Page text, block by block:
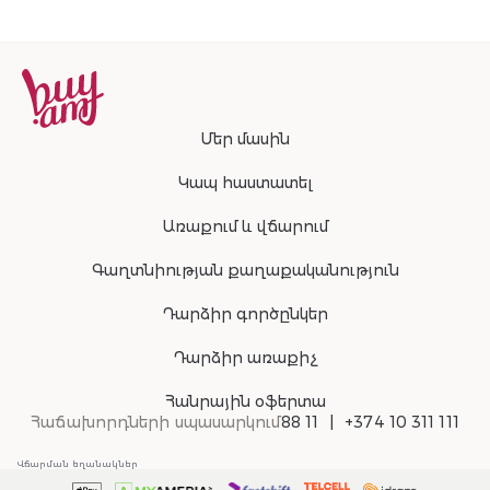
Մեր մասին
Կապ հաստատել
Առաքում և վճարում
Գաղտնիության քաղաքականություն
Դարձիր գործընկեր
Դարձիր առաքիչ
Հանրային օֆերտա
Հաճախորդների սպասարկում88 11 +374 10 311 111
Վճարման եղանակներ